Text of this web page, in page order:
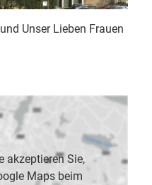
Unser Lieben Frauen
akzeptieren Sie,
Maps beim